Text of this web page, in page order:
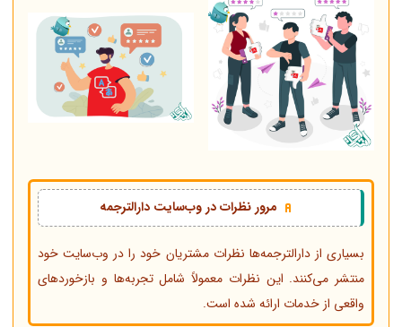
مرور نظرات در وب‌سایت دارالترجمه
بسیاری از دارالترجمه‌ها نظرات مشتریان خود را در وب‌سایت خود
منتشر می‌کنند. این نظرات معمولاً شامل تجربه‌ها و بازخوردهای
واقعی از خدمات ارائه شده است.